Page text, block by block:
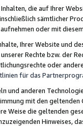
die auf Ihrer
sämtlicher
oder mit
Ihrer Website und
Rechte bzw. der
oder
für das
und anderen
mit den
Weise die geltenden
Hinweises,